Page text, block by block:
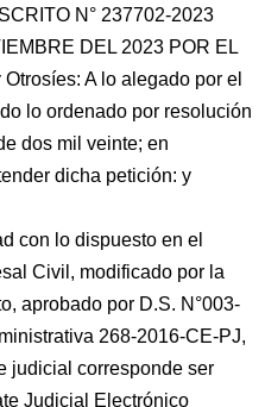
N° 237702-2023
DEL 2023 POR EL
A lo alegado por el
lo ordenado por resolución
dos mil veinte; en
dicha petición: y
con lo dispuesto en el
Civil, modificado por la
aprobado por D.S. N°003-
268-2016-CE-PJ,
judicial corresponde ser
Judicial Electrónico